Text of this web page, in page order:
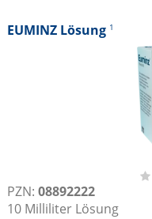
EUMINZ Lösung 1
PZN: 08892222
10 Milliliter Lösung